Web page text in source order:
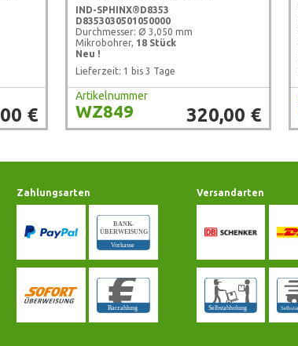
€
IND-SPHINX®D8353
D8353030501050000
Durchmesser: Ø 3,050 mm
Mikrobohrer, 18 Stück
Neu !
Lieferzeit: 1 bis 3 Tage
Artikelnummer
WZ849 320,00 €
Zahlungsarten Versandarten